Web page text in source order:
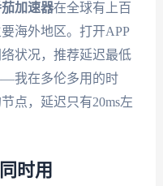
加速器在全球有上百
海外地区。打开APP
状况，推荐延迟最低
我在多伦多用的时
点，延迟只有20ms左
时用